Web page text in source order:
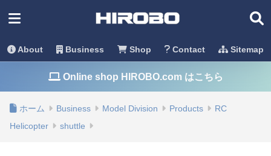
About Business Shop Contact Sitemap
Online shop HIROBO.com はこちら
ホーム Business Model Division Products
RC
Helicopter
shuttle